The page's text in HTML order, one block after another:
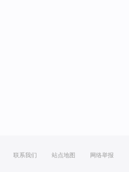
联系我们 站点地图 网络举报